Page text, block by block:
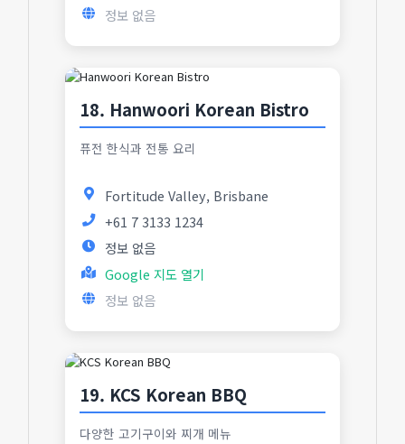
정보 없음
18. Hanwoori Korean Bistro
퓨전 한식과 전통 요리
Fortitude Valley, Brisbane
+61 7 3133 1234
정보 없음
Google 지도 열기
정보 없음
19. KCS Korean BBQ
다양한 고기구이와 찌개 메뉴